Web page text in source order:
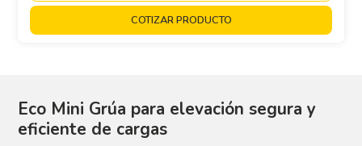
COTIZAR PRODUCTO
Eco Mini Grúa para elevación segura y
eficiente de cargas